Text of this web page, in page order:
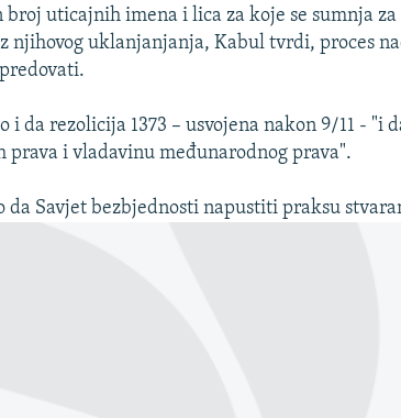
broj uticajnih imena i lica za koje se sumnja za
njihovog uklanjanjanja, Kabul tvrdi, proces
i da rezolicija 1373 – usvojena nakon 9/11 - "i
prava i vladavinu međunarodnog prava".
da Savjet bezbjednosti napustiti praksu